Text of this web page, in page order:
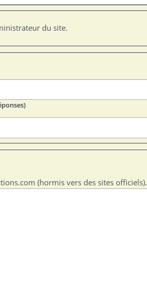
du site.
(hormis vers des sites officiels).